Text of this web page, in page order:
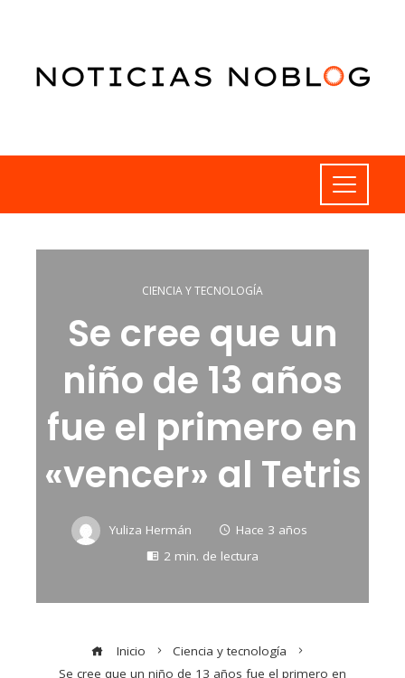
CIENCIA Y TECNOLOGÍA
Se cree que un
niño de 13 años
fue el primero en
«vencer» al Tetris
Yuliza Hermán
Hace 3 años
2 min. de lectura
Inicio
Ciencia y tecnología
Se cree que un niño de 13 años fue el primero en